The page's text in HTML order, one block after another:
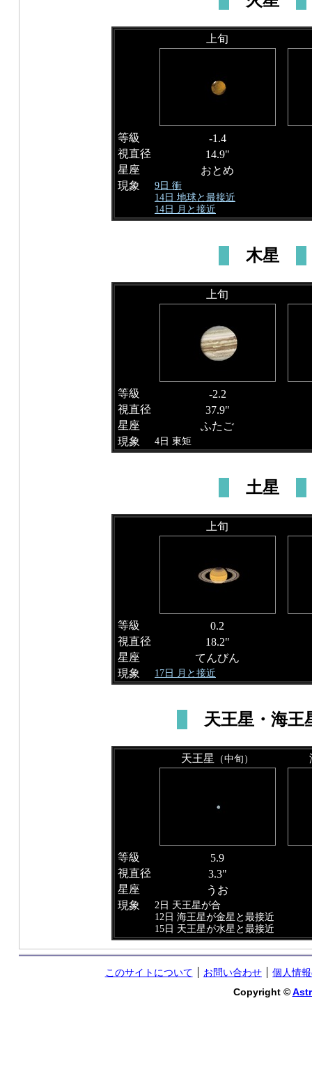
上旬
等級
-1.4
視直径
14.9"
星座
おとめ
現象
9日 衝
14日 地球と最接近
14日 月と接近
木星
上旬
等級
-2.2
視直径
37.9"
星座
ふたご
現象
4日 東矩
土星
上旬
等級
0.2
視直径
18.2"
星座
てんびん
現象
17日 月と接近
天王星・海王
天王星 （中旬）
等級
5.9
視直径
3.3"
星座
うお
現象
2日 天王星が合
12日 海王星が金星と最接近
15日 天王星が水星と最接近
このサイトについて お問い合わせ
個人情
Copyright ©